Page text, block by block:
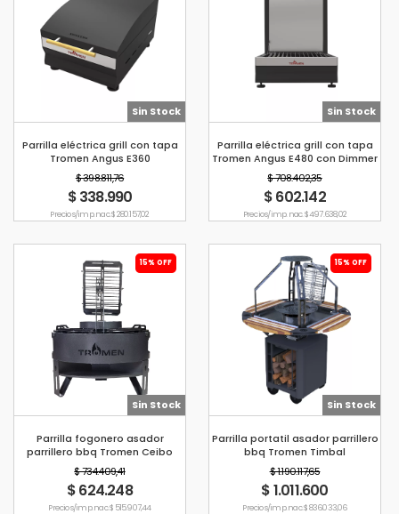
Sin Stock
Parrilla eléctrica grill con tapa
Tromen Angus E360
$ 398.811,76
$ 338.990
Precio s/imp. nac. $ 280.157,02
Sin Stock
Parrilla eléctrica grill con tapa
Tromen Angus E480 con Dimmer
$ 708.402,35
$ 602.142
Precio s/imp. nac. $ 497.638,02
15% OFF
Sin Stock
Parrilla fogonero asador
parrillero bbq Tromen Ceibo
$ 734.409,41
$ 624.248
Precio s/imp. nac. $ 515.907,44
15% OFF
Sin Stock
Parrilla portatil asador parrillero
bbq Tromen Timbal
$ 1.190.117,65
$ 1.011.600
Precio s/imp. nac. $ 836.033,06